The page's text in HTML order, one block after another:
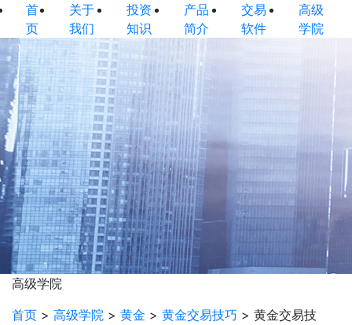
首
页
关于
我们
投资
知识
产品
简介
交易
软件
高级
学院
高级学院
首页 > 高级学院 > 黄金 > 黄金交易技巧 > 黄金交易技